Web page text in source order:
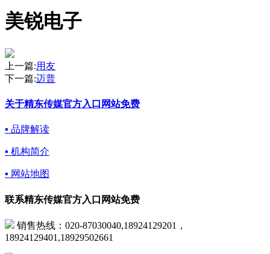
美锐电子
上一篇:用友
下一篇:迈普
关于精东传媒官方入口网站免费
▪ 品牌解读
▪ 机构简介
▪ 网站地图
联系精东传媒官方入口网站免费
销售热线：020-87030040,18924129201，
18924129401,18929502661